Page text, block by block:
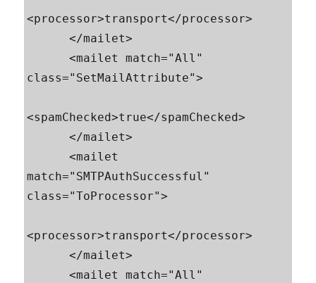
<processor>transport</processor>
      </mailet>
      <mailet match="All"
class="SetMailAttribute">
<spamChecked>true</spamChecked>
      </mailet>
      <mailet
match="SMTPAuthSuccessful"
class="ToProcessor">
<processor>transport</processor>
      </mailet>
      <mailet match="All"